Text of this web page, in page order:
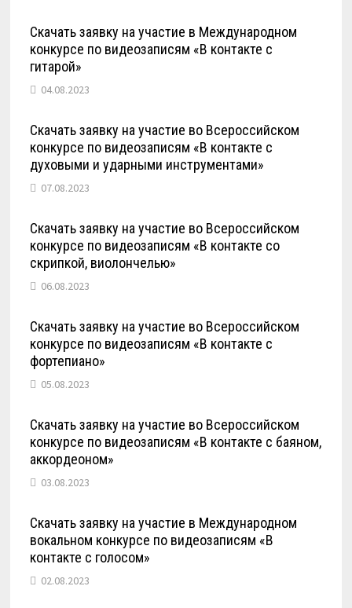
Скачать заявку на участие в Международном
конкурсе по видеозаписям «В контакте с
гитарой»
04.08.2023
Скачать заявку на участие во Всероссийском
конкурсе по видеозаписям «В контакте с
духовыми и ударными инструментами»
07.08.2023
Скачать заявку на участие во Всероссийском
конкурсе по видеозаписям «В контакте со
скрипкой, виолончелью»
06.08.2023
Скачать заявку на участие во Всероссийском
конкурсе по видеозаписям «В контакте с
фортепиано»
05.08.2023
Скачать заявку на участие во Всероссийском
конкурсе по видеозаписям «В контакте с баяном,
аккордеоном»
03.08.2023
Скачать заявку на участие в Международном
вокальном конкурсе по видеозаписям «В
контакте с голосом»
02.08.2023